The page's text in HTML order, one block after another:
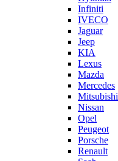
Infiniti
IVECO
Jaguar
Jeep
KIA
Lexus
Mazda
Mercedes
Mitsubishi
Nissan
Opel
Peugeot
Porsche
Renault